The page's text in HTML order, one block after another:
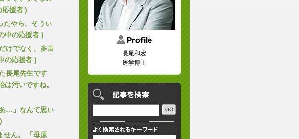
応援者 )
たやら、そうい
中の応援者 )
けでなく、多言
の応援者 )
長尾先生です
汚いですね。
…」なんて思い
せん。 「母原
長尾和宏
医学博士